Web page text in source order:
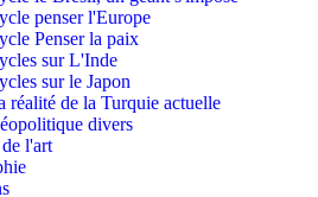
penser l'Europe
Penser la paix
sur L'Inde
sur le Japon
réalité de la Turquie actuelle
divers
l'art